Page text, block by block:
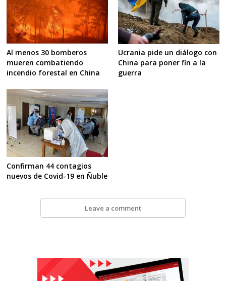
Al menos 30 bomberos
mueren combatiendo
incendio forestal en China
Ucrania pide un diálogo con
China para poner fin a la
guerra
Confirman 44 contagios
nuevos de Covid-19 en Ñuble
Leave a comment